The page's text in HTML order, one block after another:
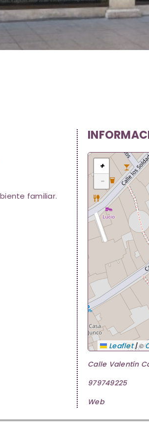
familiar.
+
−
Leaflet |©
Calle Valentín
979749225
Web